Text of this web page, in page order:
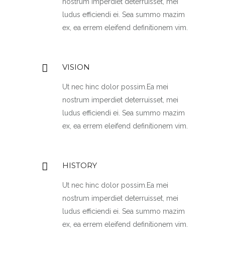
ludus efficiendi ei. Sea summo mazim
ex, ea errem eleifend definitionem vim.
VISION
Ut nec hinc dolor possim.Ea mei
nostrum imperdiet deterruisset, mei
ludus efficiendi ei. Sea summo mazim
ex, ea errem eleifend definitionem vim.
HISTORY
Ut nec hinc dolor possim.Ea mei
nostrum imperdiet deterruisset, mei
ludus efficiendi ei. Sea summo mazim
ex, ea errem eleifend definitionem vim.